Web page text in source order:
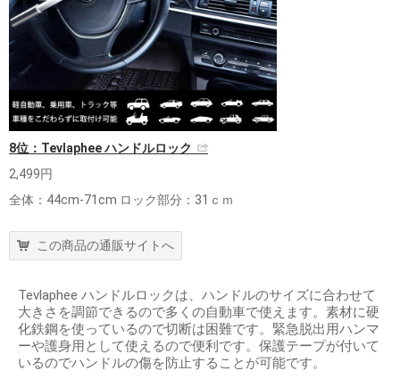
8位：Tevlaphee ハンドルロック
2,499円
全体：44cm-71cm ロック部分：31ｃｍ
この商品の通販サイトへ
Tevlaphee ハンドルロックは、ハンドルのサイズに合わせて
大きさを調節できるので多くの自動車で使えます。素材に硬
化鉄鋼を使っているので切断は困難です。緊急脱出用ハンマ
ーや護身用として使えるので便利です。保護テープが付いて
いるのでハンドルの傷を防止することが可能です。